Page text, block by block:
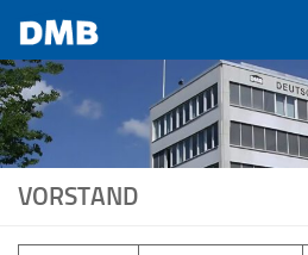
Zum Inhalt springen
VORSTAND